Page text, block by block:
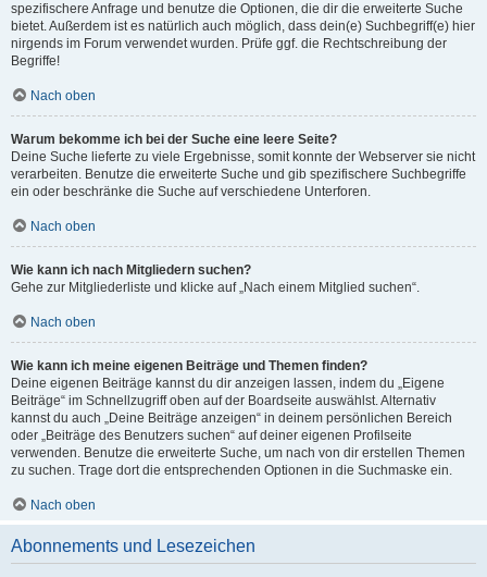
spezifischere Anfrage und benutze die Optionen, die dir die erweiterte Suche
bietet. Außerdem ist es natürlich auch möglich, dass dein(e) Suchbegriff(e) hier
nirgends im Forum verwendet wurden. Prüfe ggf. die Rechtschreibung der
Begriffe!
Nach oben
Warum bekomme ich bei der Suche eine leere Seite?
Deine Suche lieferte zu viele Ergebnisse, somit konnte der Webserver sie nicht
verarbeiten. Benutze die erweiterte Suche und gib spezifischere Suchbegriffe
ein oder beschränke die Suche auf verschiedene Unterforen.
Nach oben
Wie kann ich nach Mitgliedern suchen?
Gehe zur Mitgliederliste und klicke auf „Nach einem Mitglied suchen“.
Nach oben
Wie kann ich meine eigenen Beiträge und Themen finden?
Deine eigenen Beiträge kannst du dir anzeigen lassen, indem du „Eigene
Beiträge“ im Schnellzugriff oben auf der Boardseite auswählst. Alternativ
kannst du auch „Deine Beiträge anzeigen“ in deinem persönlichen Bereich
oder „Beiträge des Benutzers suchen“ auf deiner eigenen Profilseite
verwenden. Benutze die erweiterte Suche, um nach von dir erstellen Themen
zu suchen. Trage dort die entsprechenden Optionen in die Suchmaske ein.
Nach oben
Abonnements und Lesezeichen